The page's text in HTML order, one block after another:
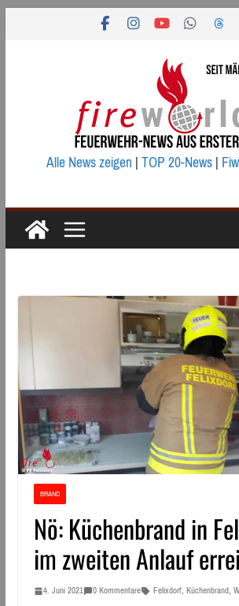
Alle News zeigen|TOP 20-News|
BRAND
Nö: Küchenbrand in
im zweiten Anlauf
4. Juni 2021 0 Kommentare Felixdorf, Küchenbrand,